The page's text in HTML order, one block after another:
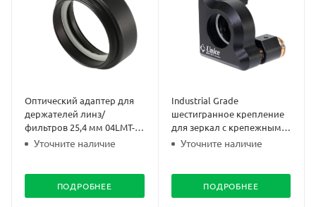
Оптический адаптер для
держателей линз/
фильтров 25,4 мм 04LMT-
1(M)Уточните наличие
ПОДРОБНЕЕ
Industrial Grade
шестигранное крепление
для зеркал с крепежным
кольцом 04IMT-1M-H
Уточните наличие
ПОДРОБНЕЕ